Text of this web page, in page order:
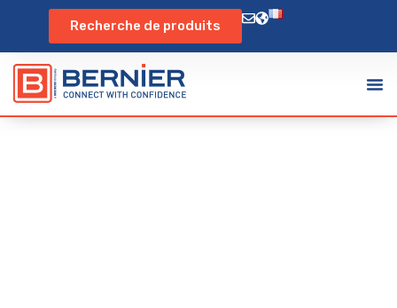
Recherche de produits